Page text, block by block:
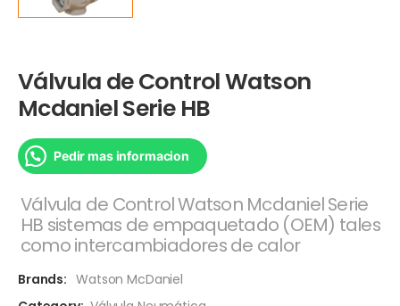
Válvula de Control Watson
Mcdaniel Serie HB
Pedir mas informacion
Válvula de Control Watson Mcdaniel Serie
HB sistemas de empaquetado (OEM) tales
como intercambiadores de calor
Brands: Watson McDaniel